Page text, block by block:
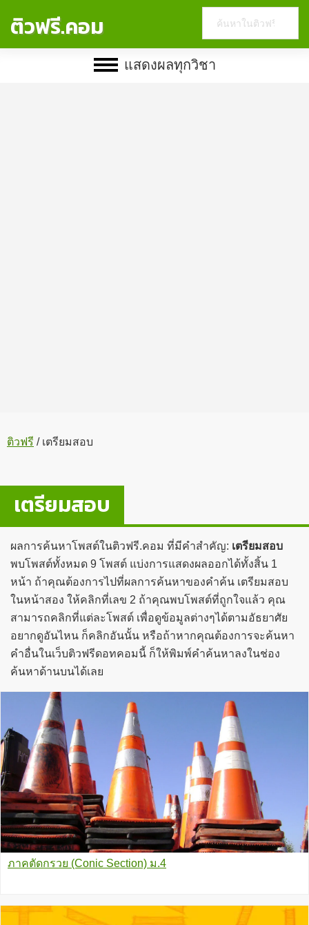
ติวฟรี.คอม
website
แสดงผลทุกวิชา
ติวฟรี /เตรียมสอบ
เตรียมสอบ
ผลการค้นหาโพสต์ในติวฟรี.คอม ที่มีคำสำคัญ: เตรียมสอบ
พบโพสต์ทั้งหมด 9 โพสต์ แบ่งการแสดงผลออกได้ทั้งสิ้น 1
หน้า ถ้าคุณต้องการไปที่ผลการค้นหาของคำค้น เตรียมสอบ
ในหน้าสอง ให้คลิกที่เลข 2 ถ้าคุณพบโพสต์ที่ถูกใจแล้ว คุณ
สามารถคลิกที่แต่ละโพสต์ เพื่อดูข้อมูลต่างๆได้ตามอัธยาศัย
อยากดูอันไหน ก็คลิกอันนั้น หรือถ้าหากคุณต้องการจะค้นหา
คำอื่นในเว็บติวฟรีดอทคอมนี้ ก็ให้พิมพ์คำค้นหาลงในช่อง
ค้นหาด้านบนได้เลย
ภาคตัดกรวย (Conic Section) ม.4